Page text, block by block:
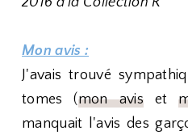
Mon avis :
J'avais trouvé
tomes (mon aviset
manquait l'avis des